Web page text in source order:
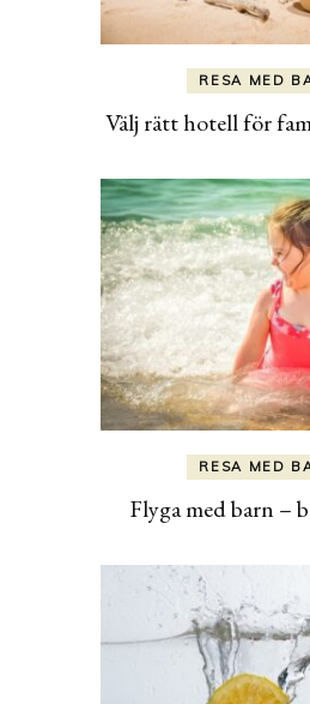
RESA MED
Välj rätt hotell för
RESA MED
Flyga med barn –